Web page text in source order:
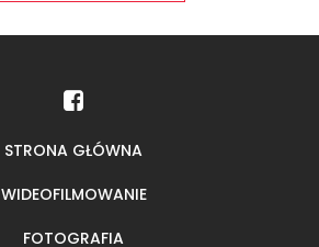
STRONA GŁÓWNA
WIDEOFILMOWANIE
FOTOGRAFIA